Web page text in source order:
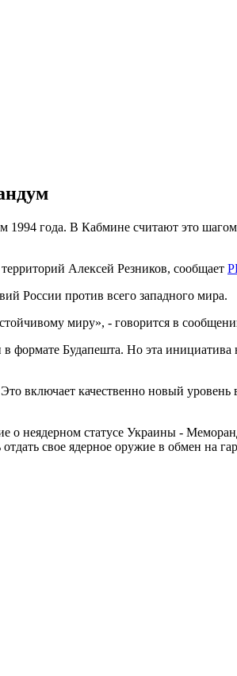
1994 года. В Кабмине считают это
Алексей Резников, сообщает
России против всего западного мира.
миру», - говорится в
формате Будапешта. Но эта
включает качественно новый уровень
неядерном статусе Украины -
свое ядерное оружие в обмен на